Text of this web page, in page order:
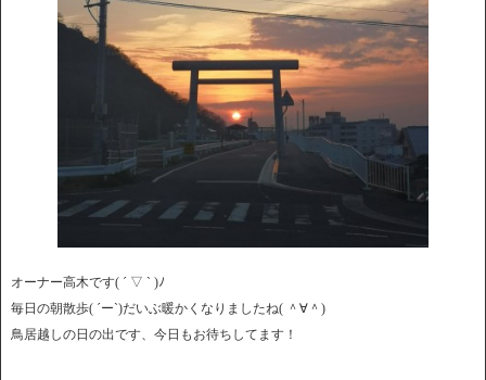
オーナー高木です( ´ ▽ ` )ﾉ
毎日の朝散歩( ´ー`)だいぶ暖かくなりましたね( ＾∀＾)
鳥居越しの日の出です、今日もお待ちしてます！